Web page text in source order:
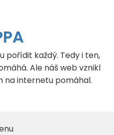
pořídit každý. Tedy i ten,
Ale náš web vznikl
na internetu pomáhal.